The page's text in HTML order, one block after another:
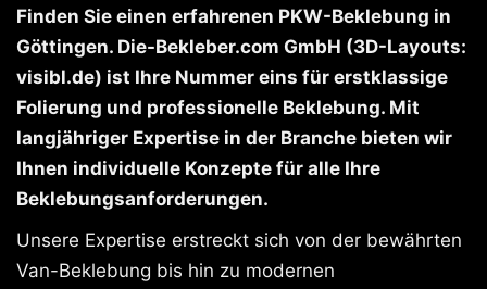
Finden Sie einen erfahrenen PKW-Beklebung in
Göttingen. Die-Bekleber.com GmbH (3D-Layouts:
visibl.de) ist Ihre Nummer eins für erstklassige
Folierung und professionelle Beklebung. Mit
langjähriger Expertise in der Branche bieten wir
Ihnen individuelle Konzepte für alle Ihre
Beklebungsanforderungen.
Unsere Expertise erstreckt sich von der bewährten
Van-Beklebung bis hin zu modernen